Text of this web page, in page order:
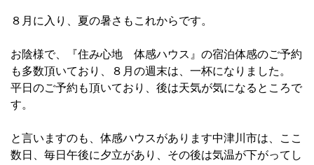
８月に入り、夏の暑さもこれからです。
お陰様で、『住み心地 体感ハウス』の宿泊体感のご予約
も多数頂いており、８月の週末は、一杯になりました。
平日のご予約も頂いており、後は天気が気になるところで
す。
と言いますのも、体感ハウスがあります中津川市は、ここ
数日、毎日午後に夕立があり、その後は気温が下がってし